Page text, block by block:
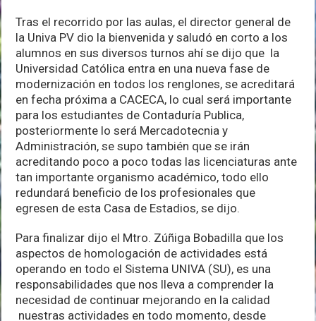
Tras el recorrido por las aulas, el director general de
la Univa PV dio la bienvenida y saludó en corto a los
alumnos en sus diversos turnos ahí se dijo que la
Universidad Católica entra en una nueva fase de
modernización en todos los renglones, se acreditará
en fecha próxima a CACECA, lo cual será importante
para los estudiantes de Contaduría Publica,
posteriormente lo será Mercadotecnia y
Administración, se supo también que se irán
acreditando poco a poco todas las licenciaturas ante
tan importante organismo académico, todo ello
redundará beneficio de los profesionales que
egresen de esta Casa de Estadios, se dijo.
Para finalizar dijo el Mtro. Zúñiga Bobadilla que los
aspectos de homologación de actividades está
operando en todo el Sistema UNIVA (SU), es una
responsabilidades que nos lleva a comprender la
necesidad de continuar mejorando en la calidad
nuestras actividades en todo momento, desde